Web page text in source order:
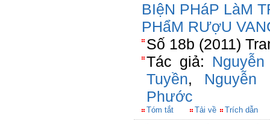
BIệN PHáP LàM
PHẩM RƯợU
Số 18b (2011)
Tác giả:
Tuyền, Nguyễn
Phước
Tóm tắt Tải về Trích dẫn